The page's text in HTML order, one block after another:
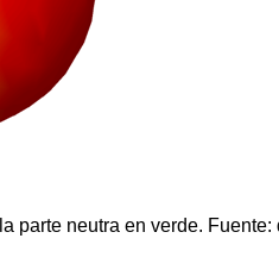
parte neutra en verde.